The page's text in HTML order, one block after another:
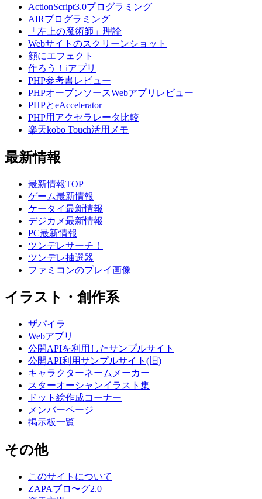
ActionScript3.0プログラミング
AIRプログラミング
「左上の魔術師」理論
Webサイトのスクリーンショット
顔にエフェクト
作ろう！iアプリ
PHP参考書レビュー
PHPオープンソースWebアプリレビュー
PHPとeAccelerator
PHP用アクセラレータ比較
楽天kobo Touch活用メモ
最新情報
最新情報TOP
ゲーム最新情報
ケータイ最新情報
デジカメ最新情報
PC最新情報
ツンデレサーチ！
ツンデレ抽選器
ファミコンのプレイ画像
イラスト・創作系
ザパイラ
Webアプリ
公開APIを利用したサンプルサイト
公開API利用サンプルサイト(旧)
キャラクターネームメーカー
スターオーシャンイラスト集
ドット絵作成コーナー
メンバーページ
掲示板一覧
その他
このサイトについて
ZAPAブロ〜グ2.0